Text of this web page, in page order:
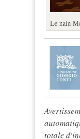
Le nain
totale